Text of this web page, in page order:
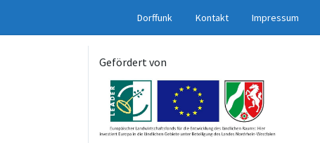
Dorffunk Kontakt Impressum
Gefördert von